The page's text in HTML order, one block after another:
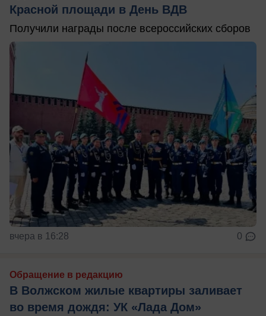
Красной площади в День ВДВ
Получили награды после всероссийских сборов
вчера в 16:28 0
Обращение в редакцию
В Волжском жилые квартиры заливает
во время дождя: УК «Лада Дом»